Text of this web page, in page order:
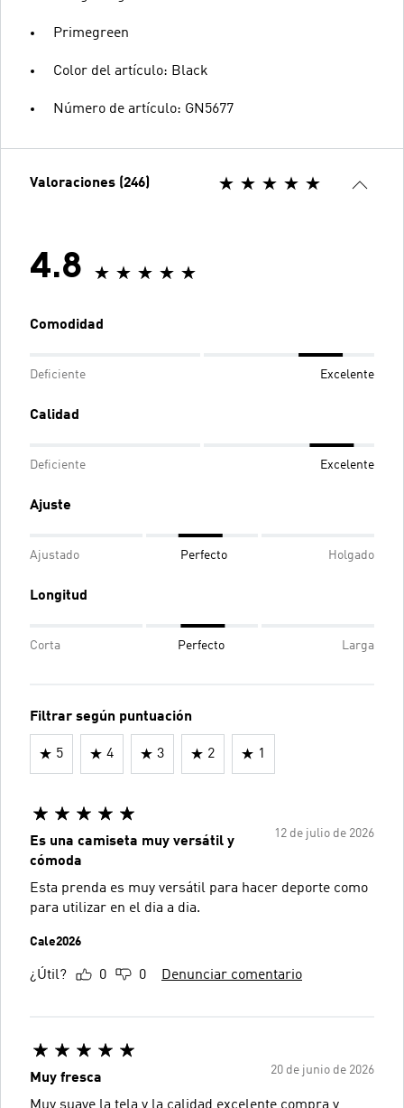
Primegreen
Color del artículo: Black
Número de artículo: GN5677
Valoraciones (246)
4.8
Comodidad
Deficiente Excelente
Calidad
Deficiente Excelente
Ajuste
Ajustado Perfecto Holgado
Longitud
Corta Perfecto Larga
Filtrar según puntuación
5 4 3 2 1
12 de julio de 2026
Es una camiseta muy versátil y
cómoda
Esta prenda es muy versátil para hacer deporte como
para utilizar en el dia a dia.
Cale2026
¿Útil? 0 0 Denunciar comentario
20 de junio de 2026
Muy fresca